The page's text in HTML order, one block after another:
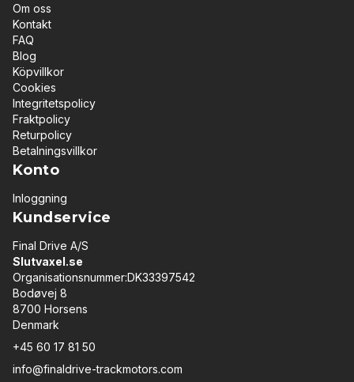
Om oss
Kontakt
FAQ
Blog
Köpvillkor
Cookies
Integritetspolicy
Fraktpolicy
Returpolicy
Betalningsvillkor
Konto
Inloggning
Kundservice
Final Drive A/S
Slutvaxel.se
Organisationsnummer:DK33397542
Bodøvej 8
8700 Horsens
Denmark
+45 60 17 81 50
info@finaldrive-trackmotors.com